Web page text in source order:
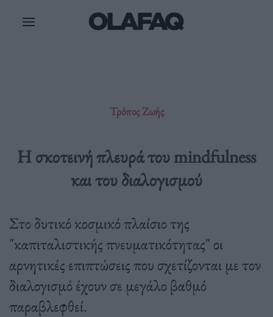
Τρόπος Ζωής
Η σκοτεινή πλευρά του mindfulness
και του διαλογισμού
Στο δυτικό κοσμικό πλαίσιο της
"καπιταλιστικής πνευματικότητας" οι
αρνητικές επιπτώσεις που σχετίζονται με τον
διαλογισμό έχουν σε μεγάλο βαθμό
παραβλεφθεί.